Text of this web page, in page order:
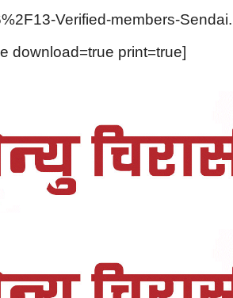
Verified-
download=true print=true]